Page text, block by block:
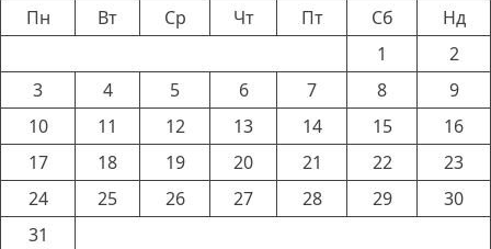
Пн
Вт Ср Чт Пт Сб
Нд
1
2
3
4 5 6 7 8
9
10
11 12 13 14 15
16
17
18 19 20 21 22
23
24
25 26 27 28 29
30
31